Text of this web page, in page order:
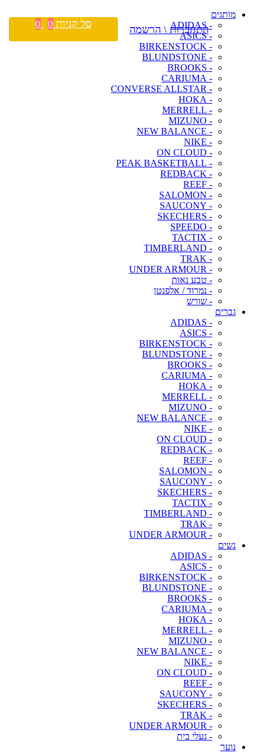
מותגים
- ADIDAS
- ASICS
- BIRKENSTOCK
- BLUNDSTONE
- BROOKS
- CARIUMA
- CONVERSE ALLSTAR
- HOKA
- MERRELL
- MIZUNO
- NEW BALANCE
- NIKE
- ON CLOUD
- PEAK BASKETBALL
- REDBACK
- REEF
- SALOMON
- SAUCONY
- SKECHERS
- SPEEDO
- TACTIX
- TIMBERLAND
- TRAK
- UNDER ARMOUR
- טבע נאות
- נמרוד / אלפנטן
- שורש
גברים
- ADIDAS
- ASICS
- BIRKENSTOCK
- BLUNDSTONE
- BROOKS
- CARIUMA
- HOKA
- MERRELL
- MIZUNO
- NEW BALANCE
- NIKE
- ON CLOUD
- REDBACK
- REEF
- SALOMON
- SAUCONY
- SKECHERS
- TACTIX
- TIMBERLAND
- TRAK
- UNDER ARMOUR
נשים
- ADIDAS
- ASICS
- BIRKENSTOCK
- BLUNDSTONE
- BROOKS
- CARIUMA
- HOKA
- MERRELL
- MIZUNO
- NEW BALANCE
- NIKE
- ON CLOUD
- REEF
- SAUCONY
- SKECHERS
- TRAK
- UNDER ARMOUR
- נעלי בית
נוער
התחברות \ הרשמה סל קניות 0
0